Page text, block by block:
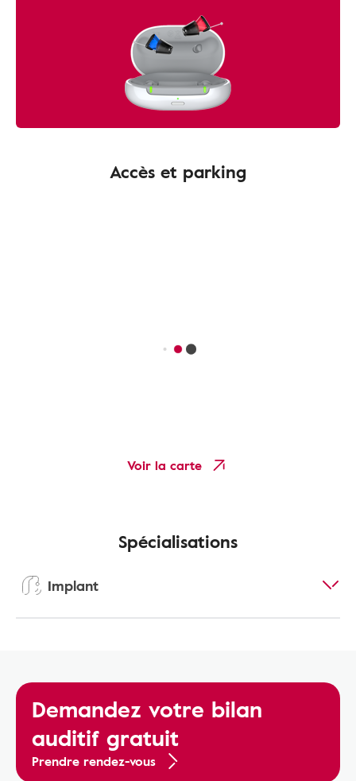
Accès et parking
Voir la carte
Spécialisations
Implant
Demandez votre bilan
auditif gratuit
Prendre rendez-vous